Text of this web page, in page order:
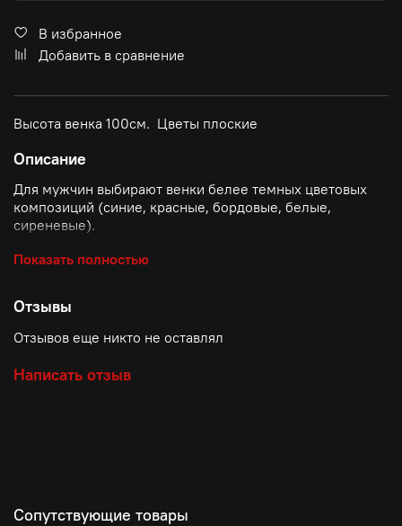
В избранное
Добавить в сравнение
Высота венка 100см. Цветы плоские
Описание
Для мужчин выбирают венки белее темных цветовых
композиций (синие, красные, бордовые, белые,
сиреневые).
Для женщин выбирают венки белее светлых цветовых
Показать полностью
Отзывы
Отзывов еще никто не оставлял
Написать отзыв
Сопутствующие товары